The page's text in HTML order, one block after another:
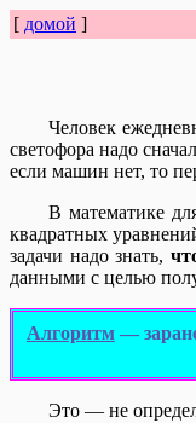
[ домой ]
Человек
светофора надо
если машин нет, то
В математике
квадратных
задачи надо знать,
данными с целью
Алгоpитм —
Это — не